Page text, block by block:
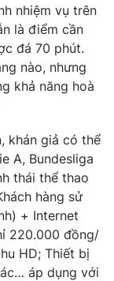
nhiệm vụ trên
là điểm cần
đá 70 phút.
nào, nhưng
khả năng hoà
khán giả có thể
A, Bundesliga
thái thể thao
hàng sử
+ Internet
220.000 đồng/
HD; Thiết bị
áp dụng với